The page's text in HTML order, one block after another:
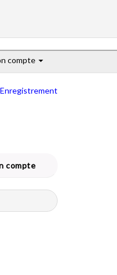
compte
Enregistrement
compte